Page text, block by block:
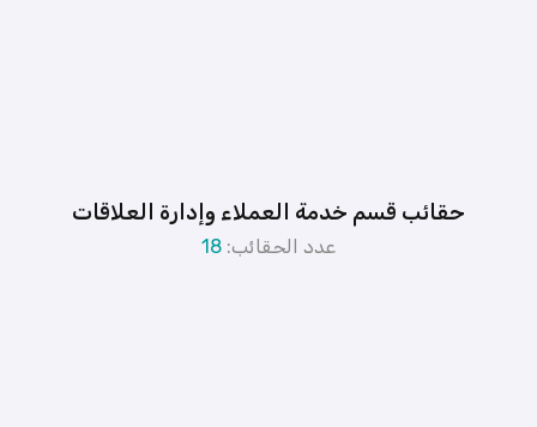
حقائب قسم خدمة العملاء وإدارة العلاقات
عدد الحقائب: 18